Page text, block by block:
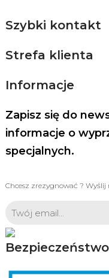
Szybki kontakt
Strefa klienta
Informacje
Zapisz się do
informacje o
specjalnych.
Chcesz zrezygnować ?
Bezpieczeństwo